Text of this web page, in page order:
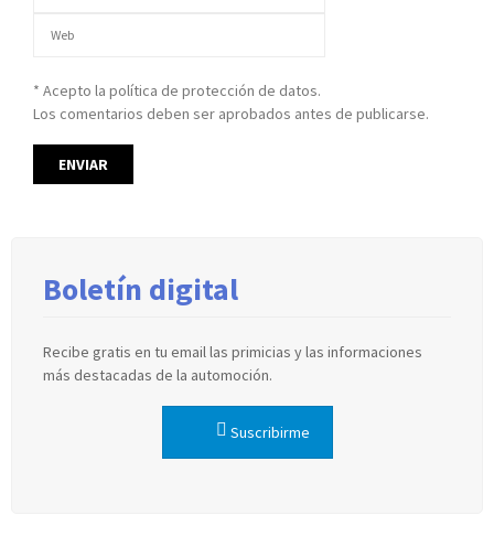
* Acepto la política de protección de datos.
Los comentarios deben ser aprobados antes de publicarse.
Boletín digital
Recibe gratis en tu email las primicias y las informaciones
más destacadas de la automoción.
Suscribirme